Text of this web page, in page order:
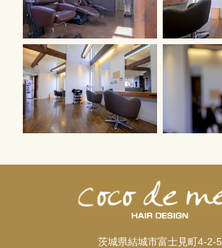
茨城県結城市富士見町4-2-5